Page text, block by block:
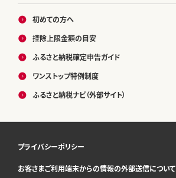
初めての方へ
控除上限金額の目安
ふるさと納税確定申告ガイド
ワンストップ特例制度
ふるさと納税ナビ（外部サイト）
プライバシーポリシー
お客さまご利用端末からの情報の外部送信について